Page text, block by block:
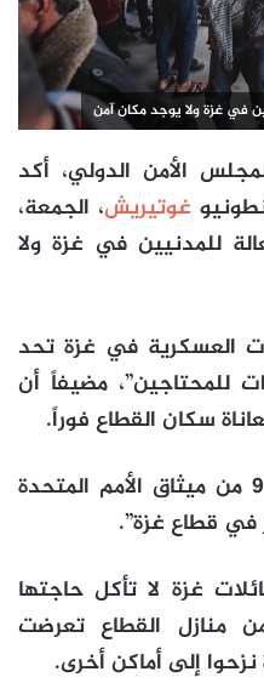
في غزة ولا يوجد مكان آمن
الأمن الدولي، أكد
غوتيريش، الجمعة،
للمدنيين في غزة ولا
العسكرية في غزة تحد
للمحتاجين”، مضيفاً أن
سكان القطاع فوراً.
كما أوضح: “ناديت بالمادة 99 من ميثاق الأمم المتحدة
في قطاع غزة”.
97% من عائلات غزة لا تأكل حاجتها
وأكثر من 60% من منازل القطاع تعرضت